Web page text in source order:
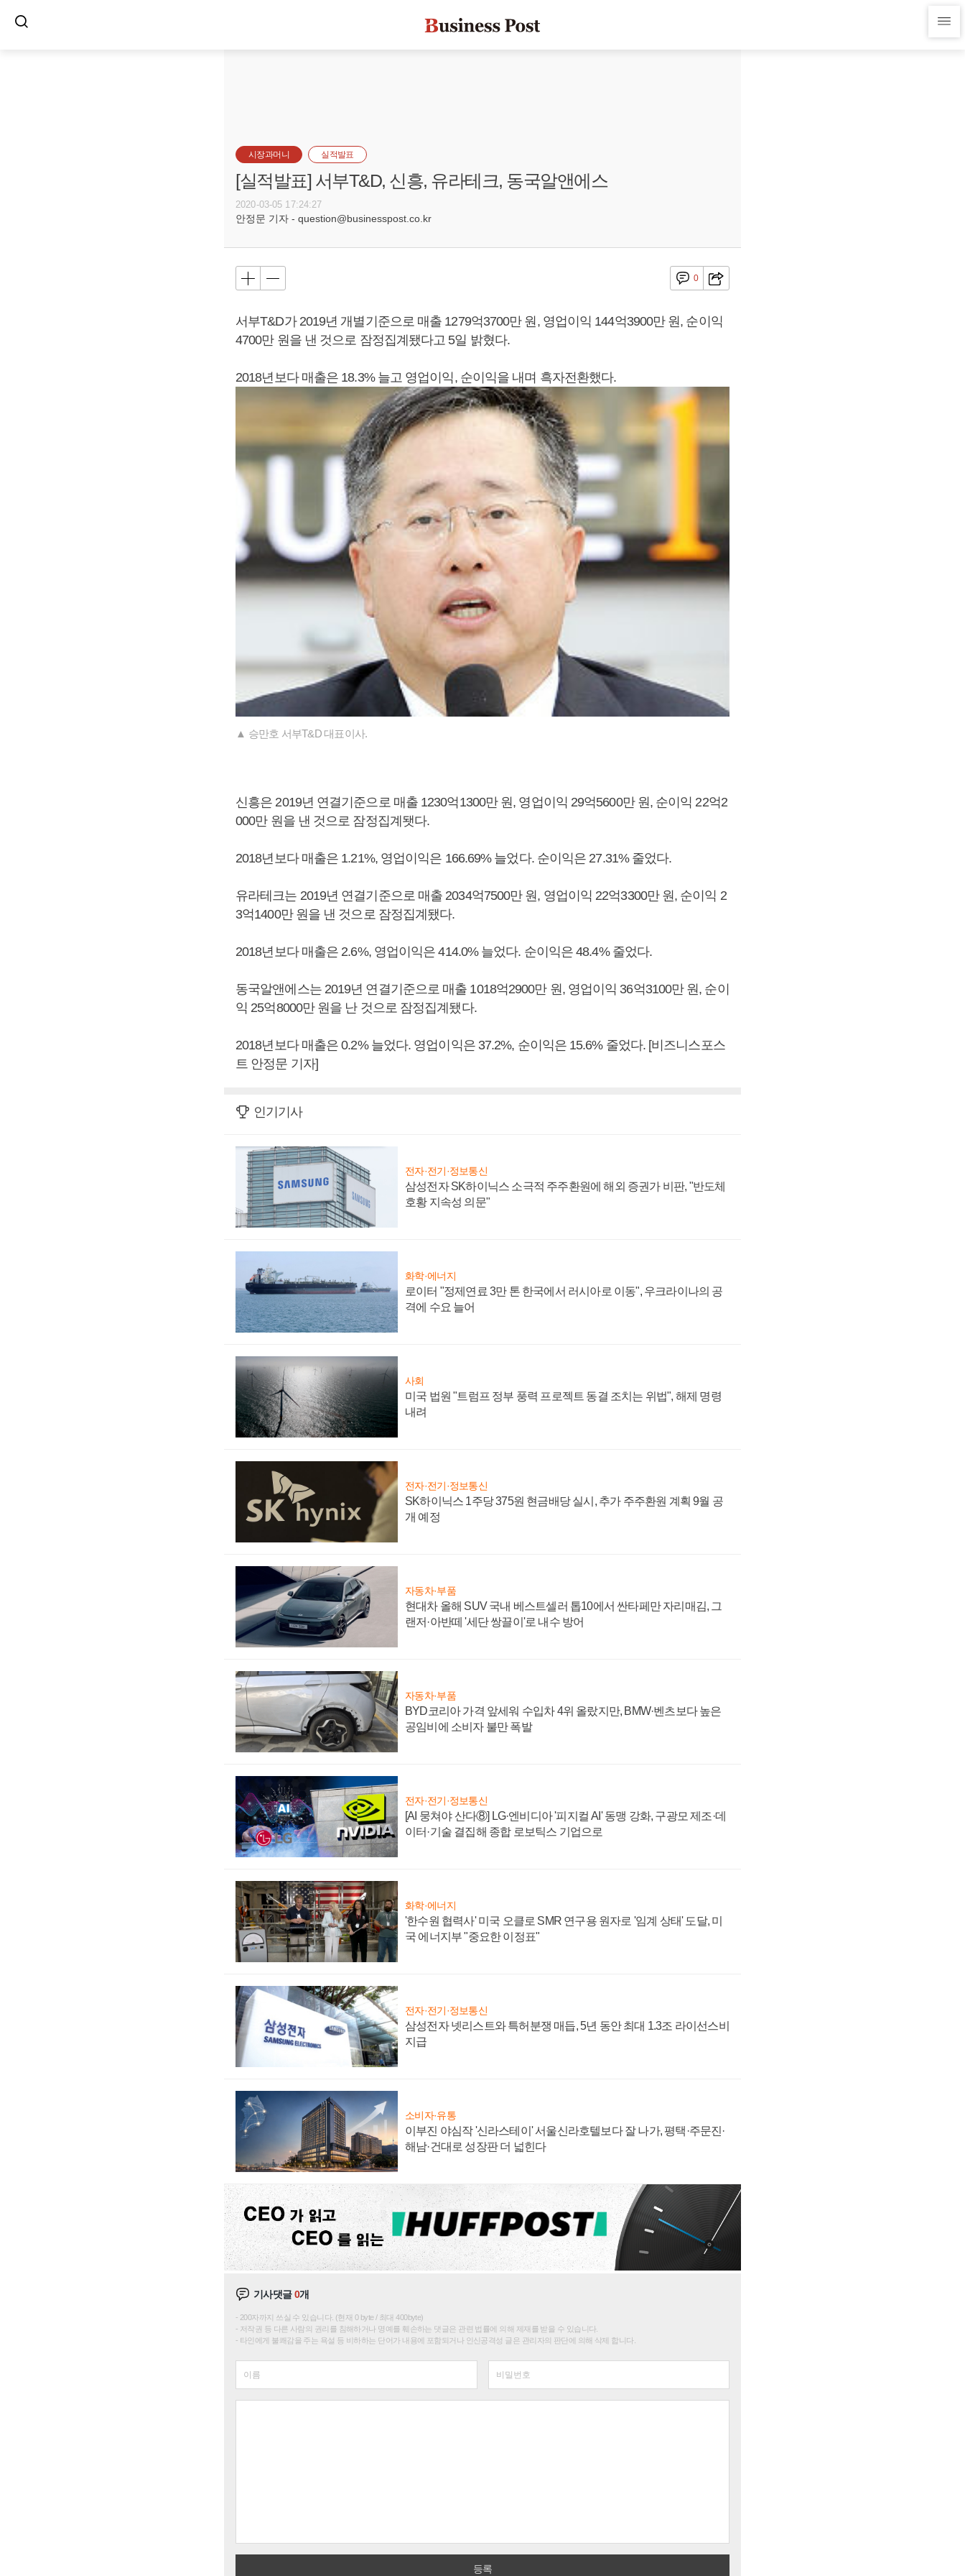
시장과머니 실적발표
[실적발표] 서부T&D, 신흥, 유라테크, 동국알앤에스
2020-03-05 17:24:27
안정문 기자 - question@businesspost.co.kr
0
서부T&D가 2019년 개별기준으로 매출 1279억3700만 원, 영업이익 144억3900만 원, 순이익
4700만 원을 낸 것으로 잠정집계됐다고 5일 밝혔다.
2018년보다 매출은 18.3% 늘고 영업이익, 순이익을 내며 흑자전환했다.
▲ 승만호 서부T&D 대표이사.
신흥은 2019년 연결기준으로 매출 1230억1300만 원, 영업이익 29억5600만 원, 순이익 22억2
000만 원을 낸 것으로 잠정집계됏다.
2018년보다 매출은 1.21%, 영업이익은 166.69% 늘었다. 순이익은 27.31% 줄었다.
유라테크는 2019년 연결기준으로 매출 2034억7500만 원, 영업이익 22억3300만 원, 순이익 2
3억1400만 원을 낸 것으로 잠정집계됐다.
2018년보다 매출은 2.6%, 영업이익은 414.0% 늘었다. 순이익은 48.4% 줄었다.
동국알앤에스는 2019년 연결기준으로 매출 1018억2900만 원, 영업이익 36억3100만 원, 순이
익 25억8000만 원을 난 것으로 잠정집계됐다.
2018년보다 매출은 0.2% 늘었다. 영업이익은 37.2%, 순이익은 15.6% 줄었다. [비즈니스포스
트 안정문 기자]
인기기사
전자·전기·정보통신
삼성전자 SK하이닉스 소극적 주주환원에 해외 증권가 비판, "반도체
호황 지속성 의문"
화학·에너지
로이터 "정제연료 3만 톤 한국에서 러시아로 이동", 우크라이나의 공
격에 수요 늘어
사회
미국 법원 "트럼프 정부 풍력 프로젝트 동결 조치는 위법", 해제 명령
내려
전자·전기·정보통신
SK하이닉스 1주당 375원 현금배당 실시, 추가 주주환원 계획 9월 공
개 예정
자동차·부품
현대차 올해 SUV 국내 베스트셀러 톱10에서 싼타페만 자리매김, 그
랜저·아반떼 '세단 쌍끌이'로 내수 방어
자동차·부품
BYD코리아 가격 앞세워 수입차 4위 올랐지만, BMW·벤츠보다 높은
공임비에 소비자 불만 폭발
전자·전기·정보통신
[AI 뭉쳐야 산다⑧] LG·엔비디아 '피지컬 AI' 동맹 강화, 구광모 제조·데
이터·기술 결집해 종합 로보틱스 기업으로
화학·에너지
'한수원 협력사' 미국 오클로 SMR 연구용 원자로 '임계 상태' 도달, 미
국 에너지부 "중요한 이정표"
전자·전기·정보통신
삼성전자 넷리스트와 특허분쟁 매듭, 5년 동안 최대 1.3조 라이선스비
지급
소비자·유통
이부진 야심작 '신라스테이' 서울신라호텔보다 잘 나가, 평택·주문진·
해남·건대로 성장판 더 넓힌다
기사댓글0개
200자까지 쓰실 수 있습니다. (현재 0 byte / 최대 400byte)
저작권 등 다른 사람의 권리를 침해하거나 명예를 훼손하는 댓글은 관련 법률에 의해 제재를 받을 수 있습니다.
타인에게 불쾌감을 주는 욕설 등 비하하는 단어가 내용에 포함되거나 인신공격성 글은 관리자의 판단에 의해 삭제 합니다.